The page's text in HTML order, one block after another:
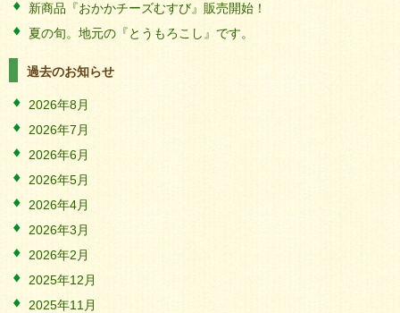
新商品『おかかチーズむすび』販売開始！
夏の旬。地元の『とうもろこし』です。
過去のお知らせ
2026年8月
2026年7月
2026年6月
2026年5月
2026年4月
2026年3月
2026年2月
2025年12月
2025年11月